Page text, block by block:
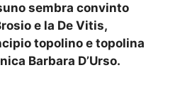
sembra convinto
e la De Vitis,
topolino e topolina
Barbara D’Urso.